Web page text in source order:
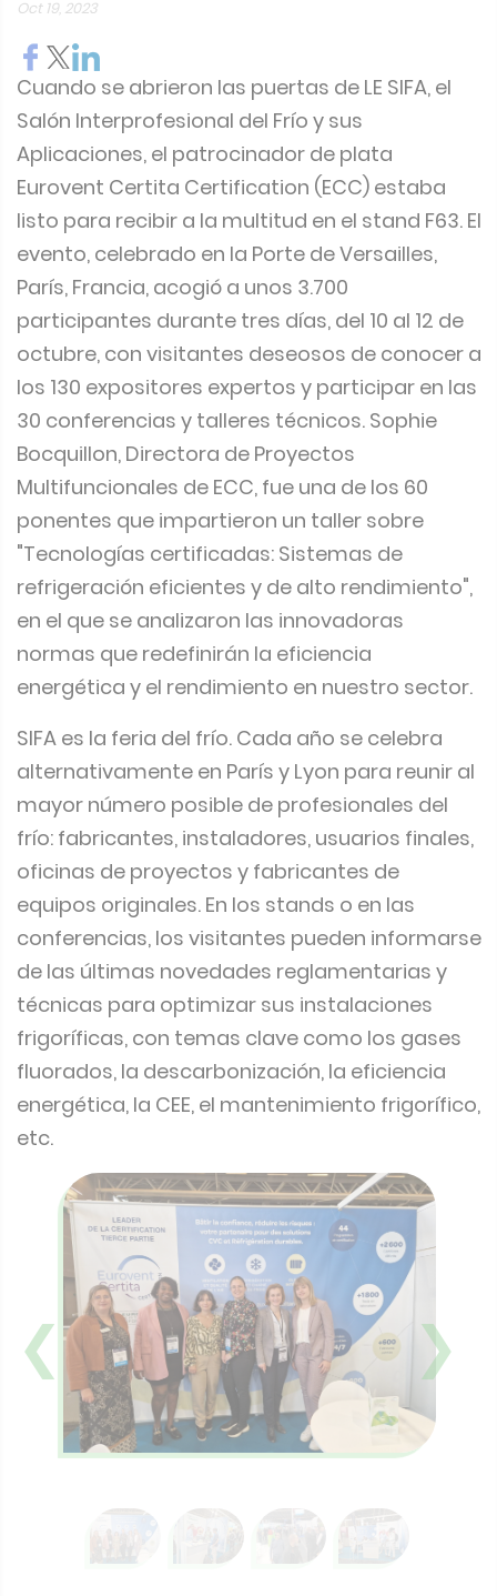
Oct 19, 2023
Cuando se abrieron las puertas de LE SIFA, el
Salón Interprofesional del Frío y sus
Aplicaciones, el patrocinador de plata
Eurovent Certita Certification (ECC) estaba
listo para recibir a la multitud en el stand F63. El
evento, celebrado en la Porte de Versailles,
París, Francia, acogió a unos 3.700
participantes durante tres días, del 10 al 12 de
octubre, con visitantes deseosos de conocer a
los 130 expositores expertos y participar en las
30 conferencias y talleres técnicos. Sophie
Bocquillon, Directora de Proyectos
Multifuncionales de ECC, fue una de los 60
ponentes que impartieron un taller sobre
"Tecnologías certificadas: Sistemas de
refrigeración eficientes y de alto rendimiento",
en el que se analizaron las innovadoras
normas que redefinirán la eficiencia
energética y el rendimiento en nuestro sector.
SIFA es la feria del frío. Cada año se celebra
alternativamente en París y Lyon para reunir al
mayor número posible de profesionales del
frío: fabricantes, instaladores, usuarios finales,
oficinas de proyectos y fabricantes de
equipos originales. En los stands o en las
conferencias, los visitantes pueden informarse
de las últimas novedades reglamentarias y
técnicas para optimizar sus instalaciones
frigoríficas, con temas clave como los gases
fluorados, la descarbonización, la eficiencia
energética, la CEE, el mantenimiento frigorífico,
etc.
❮ ❯